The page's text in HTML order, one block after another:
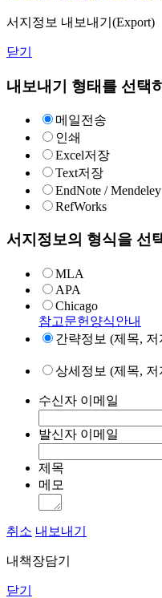
서지정보 내보내기(Export)
닫기
내보내기 형태를 선택
메일전송
인쇄
Excel저장
Text저장
EndNote / Mendeley
RefWorks
서지정보의 형식을 선
MLA
APA
Chicago
참고문헌양식안내
간략정보 (제목, 저
상세정보 (제목,
수신자 이메일
발신자 이메일
제목
메모
취소 내보내기
내책장담기
닫기